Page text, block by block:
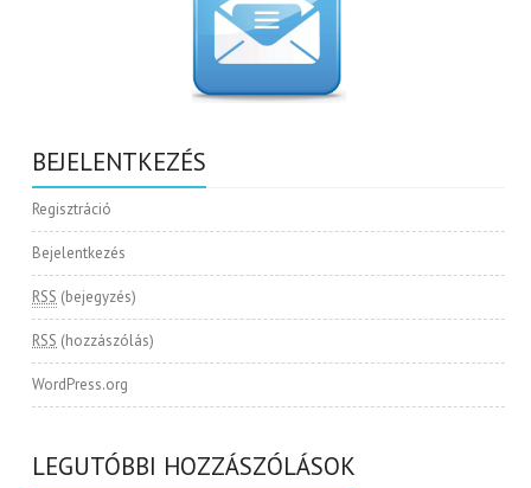
BEJELENTKEZÉS
Regisztráció
Bejelentkezés
RSS (bejegyzés)
RSS (hozzászólás)
WordPress.org
LEGUTÓBBI HOZZÁSZÓLÁSOK